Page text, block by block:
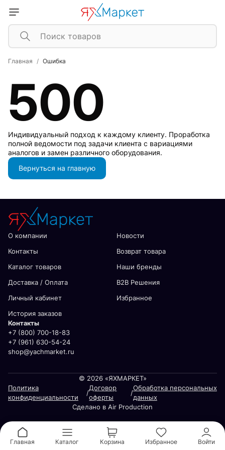
Главная Ошибка
500
Индивидуальный подход к каждому клиенту. Проработка
полной ведомости под задачи клиента с вариациями
аналогов и замен различного оборудования.
Вернуться на главную
О компании
Новости
Контакты
Возврат товара
Каталог товаров
Наши бренды
Доставка / Оплата
В2В Решения
Личный кабинет
Избранное
История заказов
Контакты
+7 (800) 700-18-83
+7 (961) 630-54-24
shop@yachmarket.ru
© 2026 «ЯХМАРКЕТ»
Политика
конфиденциальности
/
Договор
оферты
/
Обработка персональных
данных
Сделано в Air Production
Главная Каталог Корзина Избранное Войти